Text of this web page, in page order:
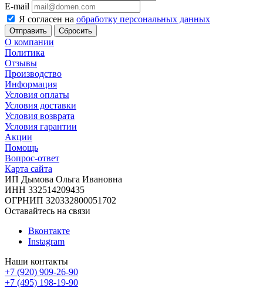
E-mail
Я согласен на обработку персональных данных
Сбросить
О компании
Политика
Отзывы
Производство
Информация
Условия оплаты
Условия доставки
Условия возврата
Условия гарантии
Акции
Помощь
Вопрос-ответ
Карта сайта
ИП Дымова Ольга Ивановна
ИНН 332514209435
ОГРНИП 320332800051702
Оставайтесь на связи
Вконтакте
Instagram
Наши контакты
+7 (920) 909-26-90
+7 (495) 198-19-90